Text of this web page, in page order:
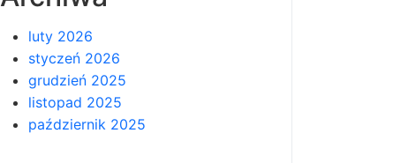
luty 2026
styczeń 2026
grudzień 2025
listopad 2025
październik 2025